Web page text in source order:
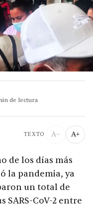
de lectura
TEXTO A− A+
de los días más
la pandemia, ya
un total de
SARS-CoV-2 entre